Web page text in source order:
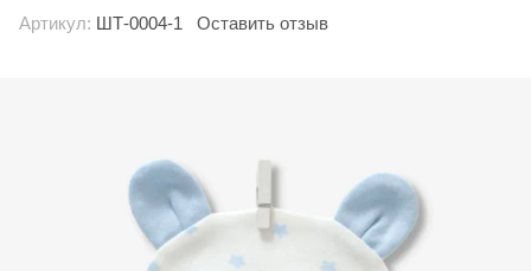
Артикул: ШТ-0004-1 Оставить отзыв